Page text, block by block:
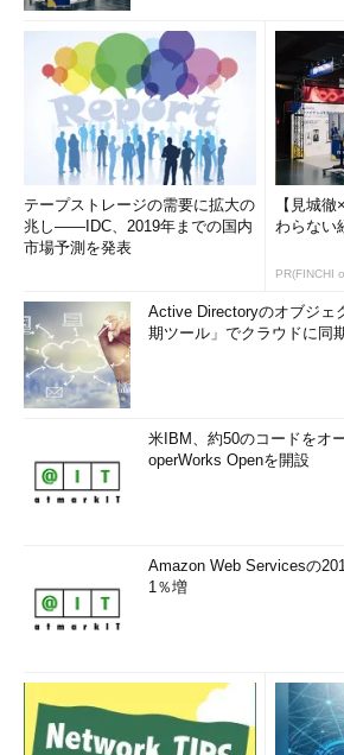
テープストレージの需要に拡大の
兆し――IDC、2019年までの国内
市場予測を発表
【見城
わらない
PR(FINCHI
Active Directoryのオブジェ
期ツール」でクラウドに同
米IBM、約50のコードをオ
operWorks Openを開設
Amazon Web Servicesの
1％増